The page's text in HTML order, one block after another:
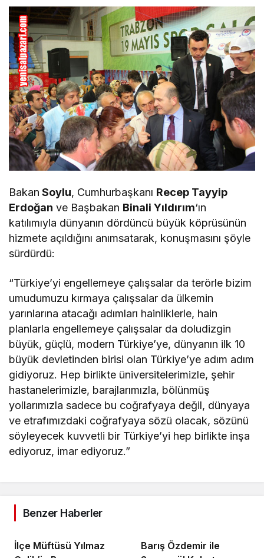
Bakan Soylu, Cumhurbaşkanı Recep Tayyip
Erdoğan ve Başbakan Binali Yıldırım‘ın
katılımıyla dünyanın dördüncü büyük köprüsünün
hizmete açıldığını anımsatarak, konuşmasını şöyle
sürdürdü:
“Türkiye’yi engellemeye çalışsalar da terörle bizim
umudumuzu kırmaya çalışsalar da ülkemin
yarınlarına atacağı adımları hainliklerle, hain
planlarla engellemeye çalışsalar da doludizgin
büyük, güçlü, modern Türkiye’ye, dünyanın ilk 10
büyük devletinden birisi olan Türkiye’ye adım adım
gidiyoruz. Hep birlikte üniversitelerimizle, şehir
hastanelerimizle, barajlarımızla, bölünmüş
yollarımızla sadece bu coğrafyaya değil, dünyaya
ve etrafımızdaki coğrafyaya sözü olacak, sözünü
söyleyecek kuvvetli bir Türkiye’yi hep birlikte inşa
ediyoruz, imar ediyoruz.”
Benzer Haberler
İlçe Müftüsü Yılmaz
Barış Özdemir ile